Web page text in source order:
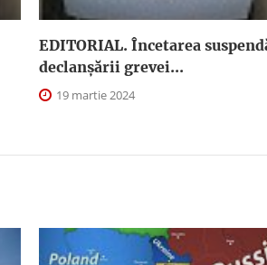
EDITORIAL. Încetarea
declanşării grevei...
19 martie 2024